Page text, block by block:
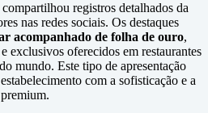
registros detalhados da
nas redes sociais. Os destaques
acompanhado de folha de ouro,
exclusivos oferecidos em restaurantes
mundo. Este tipo de apresentação
com a sofisticação e a